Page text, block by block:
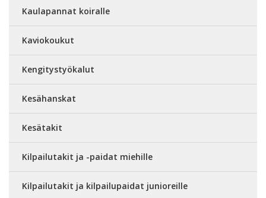
Kaulapannat koiralle
Kaviokoukut
Kengitystyökalut
Kesähanskat
Kesätakit
Kilpailutakit ja -paidat miehille
Kilpailutakit ja kilpailupaidat junioreille